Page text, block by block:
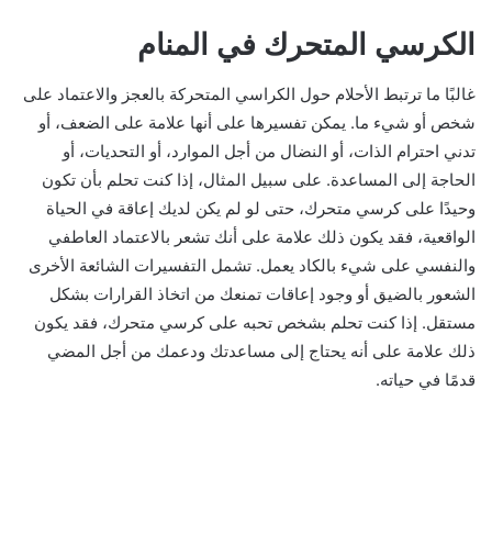
الكرسي المتحرك في المنام
غالبًا ما ترتبط الأحلام حول الكراسي المتحركة بالعجز والاعتماد على
شخص أو شيء ما. يمكن تفسيرها على أنها علامة على الضعف، أو
تدني احترام الذات، أو النضال من أجل الموارد، أو التحديات، أو
الحاجة إلى المساعدة. على سبيل المثال، إذا كنت تحلم بأن تكون
وحيدًا على كرسي متحرك، حتى لو لم يكن لديك إعاقة في الحياة
الواقعية، فقد يكون ذلك علامة على أنك تشعر بالاعتماد العاطفي
والنفسي على شيء بالكاد يعمل. تشمل التفسيرات الشائعة الأخرى
الشعور بالضيق أو وجود إعاقات تمنعك من اتخاذ القرارات بشكل
مستقل. إذا كنت تحلم بشخص تحبه على كرسي متحرك، فقد يكون
ذلك علامة على أنه يحتاج إلى مساعدتك ودعمك من أجل المضي
قدمًا في حياته.